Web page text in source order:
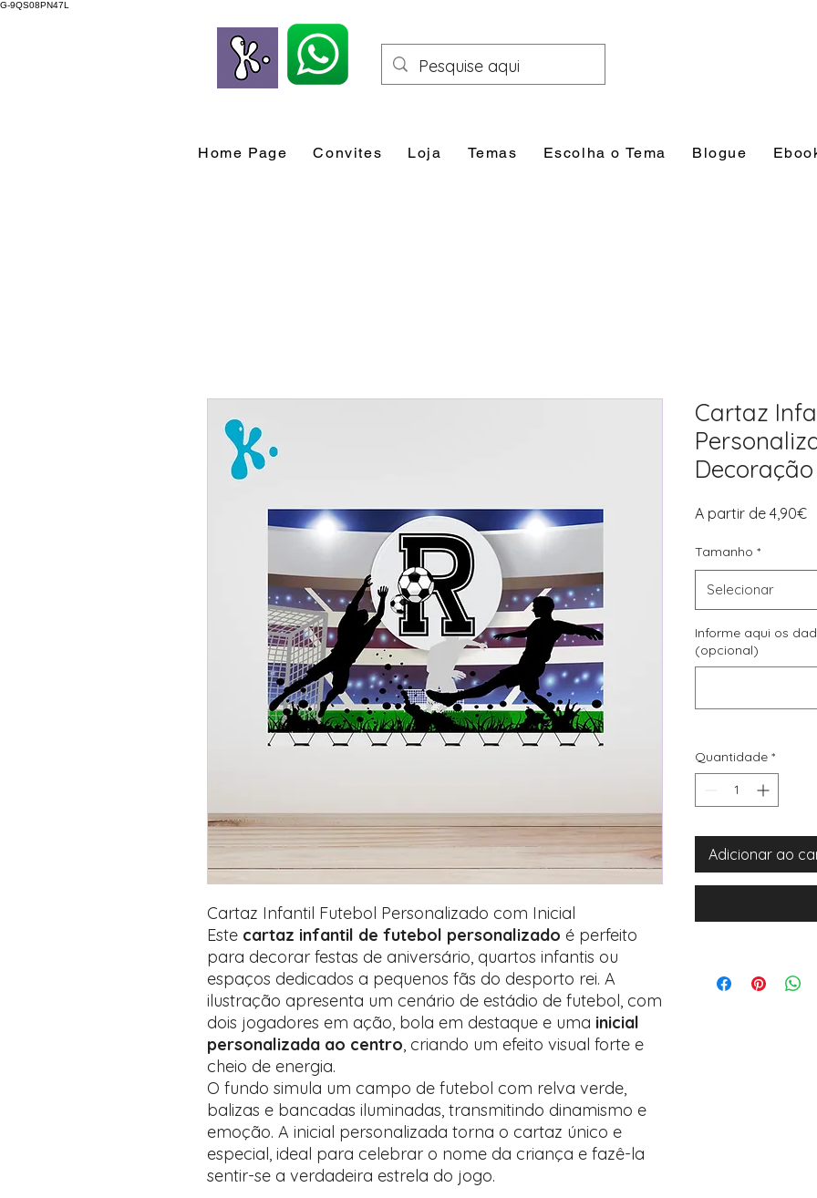
G-9QS08PN47L
Home Page Convites Loja Temas Escolha o Tema Blogue
Cartaz Infantil Futebol Personalizado com Inicial
Este cartaz infantil de futebol personalizado é perfeito
para decorar festas de aniversário, quartos infantis ou
espaços dedicados a pequenos fãs do desporto rei. A
ilustração apresenta um cenário de estádio de futebol, com
dois jogadores em ação, bola em destaque e uma inicial
personalizada ao centro, criando um efeito visual forte e
cheio de energia.
O fundo simula um campo de futebol com relva verde,
balizas e bancadas iluminadas, transmitindo dinamismo e
emoção. A inicial personalizada torna o cartaz único e
especial, ideal para celebrar o nome da criança e fazê-la
sentir-se a verdadeira estrela do jogo.
Cartaz
A partir de 4,90€
Tamanho *
Selecionar
Informe aqui os
(opcional)
Quantidade *
Adicionar ao